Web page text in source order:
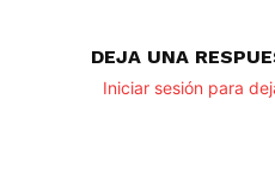
DEJA UNA
Iniciar sesión para